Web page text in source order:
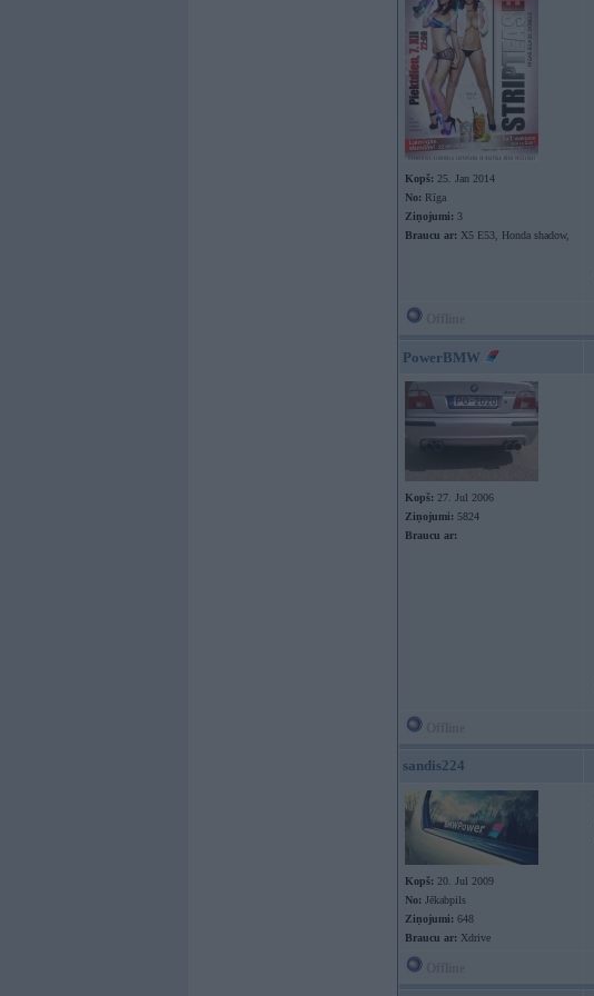
Kopš: 25. Jan 2014
No: Rīga
Ziņojumi: 3
Braucu ar: X5 E53, Honda shadow,
PowerBMW
Kopš: 27. Jul 2006
Ziņojumi: 5824
Braucu ar:
sandis224
Kopš: 20. Jul 2009
No: Jēkabpils
Ziņojumi: 648
Braucu ar: Xdrive